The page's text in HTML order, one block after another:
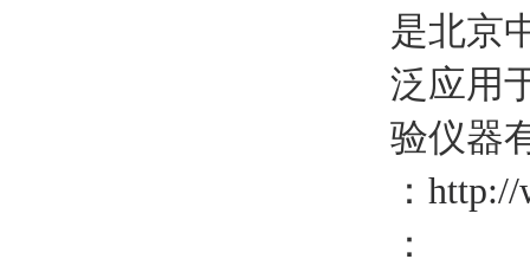
是北京
泛应用
验仪器
： http://
：